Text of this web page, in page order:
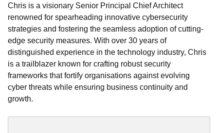
Chris is a visionary Senior Principal Chief Architect
renowned for spearheading innovative cybersecurity
strategies and fostering the seamless adoption of cutting-
edge security measures. With over 30 years of
distinguished experience in the technology industry, Chris
is a trailblazer known for crafting robust security
frameworks that fortify organisations against evolving
cyber threats while ensuring business continuity and
growth.